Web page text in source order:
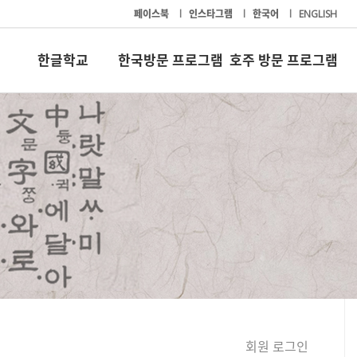
페이스북 l 인스타그램 l 한국어 l ENGLISH
한글학교 한국방문 프로그램 호주 방문 프로그램
회원 로그인